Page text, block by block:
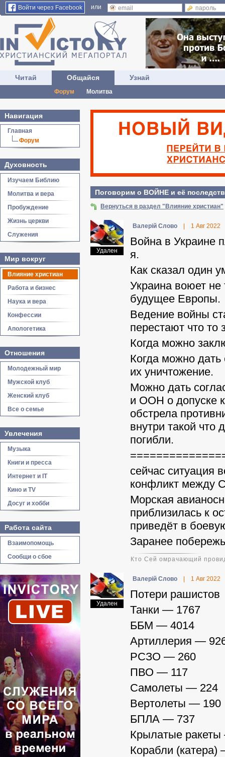
Войти через Facebook или
Читай Общайся
Форум Молитва
Узнай
Навигация
Главная
Форум
Духовность
Изучаем Библию
Молитва и вера
Пробуждение
Жизнь церкви
Служения
Мир вокруг
Влияние христиан
Работа и бизнес
Наука и вера
Конфессии
Апологетика
Отношения
Молодежный мир
Мужской клуб
Женский клуб
Все о семье
Увлечения
Музыка
Книги и пресса
Интернет и IT
Кино и TV
Досуг и хобби
Работа сайта
Взаимопомощь
Сообщи о сбое
Поговорим о ВОЙНЕ и её
Вернуться в раздел "Влияние христиан"
Удален
Валерій Слово 1 Авг 2022
Война в Украине
я.
Как сказал один
Украина воюет не
будущее Европы.
Ведение войны
перестают что то
Когда можно
Когда можно дать
их уничтожение.
Можно дать
и ООН о допуске
обстрела
внутри такой что
погибли.
сейчас ситуация
конфликт между
Морская
приблизилась к
приведёт в
Заранее
Кто Сей омрачающий
Удален
Валерій Слово 1 Авг 2022
Потери рашистов
Танки — 1767
ББМ — 4014
Артиллерия —
РСЗО — 260
ПВО — 117
Самолеты — 224
Вертолеты — 190
БПЛА — 737
Крылатые
Корабли (катера)